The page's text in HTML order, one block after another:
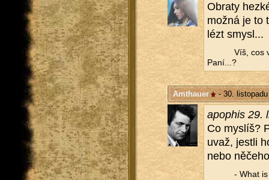
Ob­ra­ty
možná je to
lézt smysl...
Víš, cos
Paní...?
Amthauer - 30.
apo­phis 29.
Co mys­líš?
uvaž, jest­li
nebo
- What